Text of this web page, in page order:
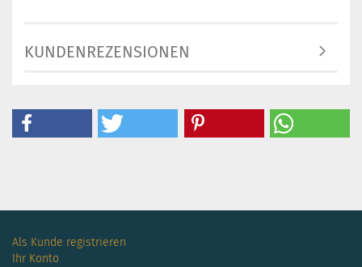
KUNDENREZENSIONEN
Als Kunde registrieren
Ihr Konto